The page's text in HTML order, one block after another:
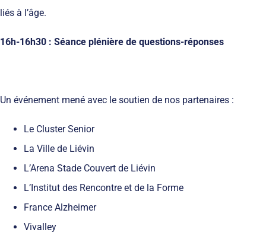
liés à l’âge.
16h-16h30 : Séance plénière de questions-réponses
Un événement mené avec le soutien de nos partenaires :
Le Cluster Senior
La Ville de Liévin
L’Arena Stade Couvert de Liévin
L’Institut des Rencontre et de la Forme
France Alzheimer
Vivalley